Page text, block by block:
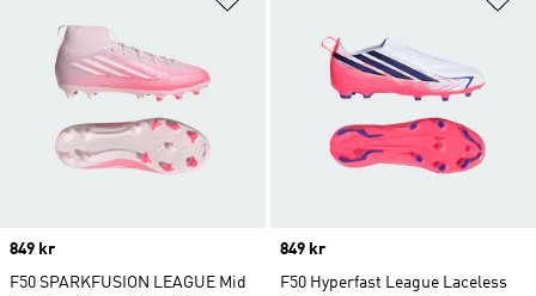
Price
849 kr
F50 SPARKFUSION LEAGUE Mid
Price
849 kr
F50 Hyperfast League Laceless